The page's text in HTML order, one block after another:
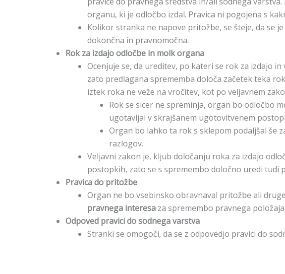
organu, ki je odločbo izdal. Pravica ni pogojena s
Kolikor stranka ne napove pritožbe, se šteje, da se
dokončna in pravnomočna.
Rok za izdajo odločbe in molk organa
Ocenjuje se, da ureditev, po kateri se rok za izdajo
zato predlagana sprememba določa začetek teka
iztek roka ne veže na vročitev, kot po veljavnem
Rok se sicer ne spreminja, organ bo odločbo
ugotavljal v skrajšanem ugotovitvenem
Organ bo lahko ta rok s sklepom podaljšal še
razlogov.
Veljavni zakon je, kljub določanju roka za izdajo
postopkih, zato se s spremembo določno uredi tudi
Pravica do pritožbe
Organ ne bo vsebinsko obravnaval pritožbe ali
pravnega interesa za spremembo pravnega
Odpoved pravici do sodnega varstva
Stranki se omogoči, da se z odpovedjo pravici do